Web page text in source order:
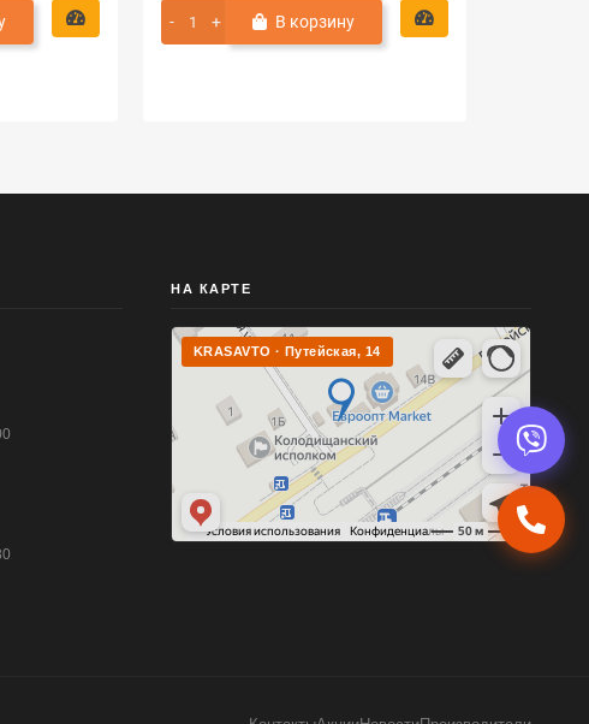
В корзину
НА КАРТЕ
KRASAVTO · Путейская, 14